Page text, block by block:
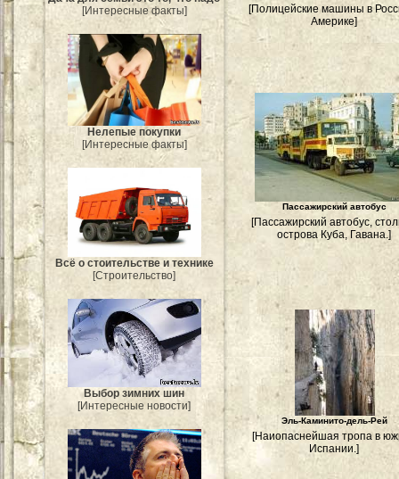
[Интересные факты]
Нелепые покупки
[Интересные факты]
Всё о стоительстве и технике
[Строительство]
Выбор зимних шин
[Интересные новости]
[Полицейские машины в
Америке]
Пассажирский автобус
[Пассажирский автобус,
острова Куба, Гавана.]
Эль-Каминито-дель-Рей
[Наиопаснейшая тропа в
Испании.]